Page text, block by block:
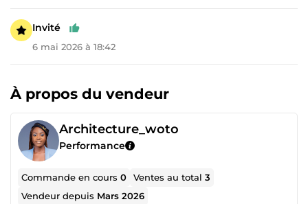
Invité
6 mai 2026 à 18:42
À propos du vendeur
Architecture_woto
Performance
Commande en cours0 Ventes au total3
Vendeur depuis Mars 2026